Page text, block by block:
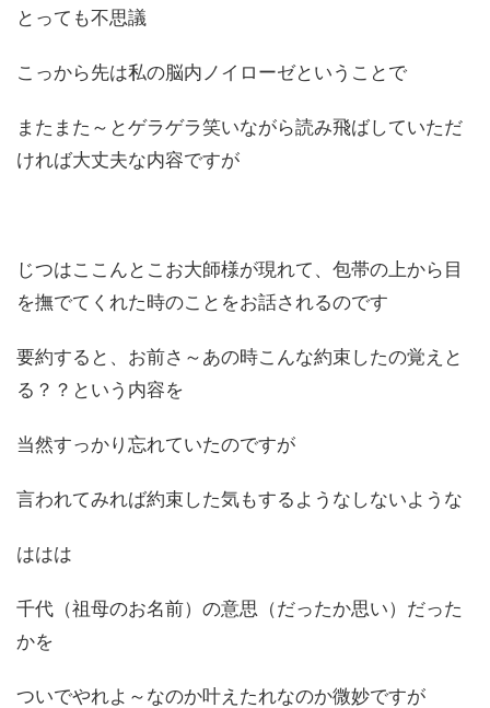
とっても不思議
こっから先は私の脳内ノイローゼということで
またまた～とゲラゲラ笑いながら読み飛ばしていただ
ければ大丈夫な内容ですが
じつはここんとこお大師様が現れて、包帯の上から目
を撫でてくれた時のことをお話されるのです
要約すると、お前さ～あの時こんな約束したの覚えと
る？？という内容を
当然すっかり忘れていたのですが
言われてみれば約束した気もするようなしないような
ははは
千代（祖母のお名前）の意思（だったか思い）だった
かを
ついでやれよ～なのか叶えたれなのか微妙ですが